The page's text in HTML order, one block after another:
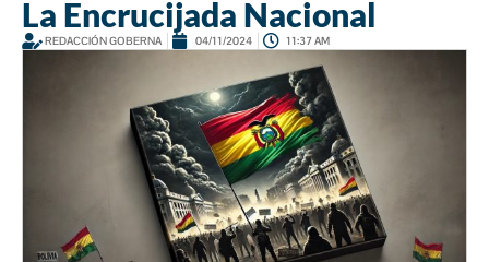
La Encrucijada Nacional
REDACCIÓN GOBERNA 04/11/2024 11:37 AM